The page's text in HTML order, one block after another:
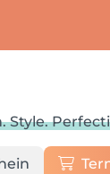
Style.